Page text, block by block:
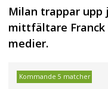
Milan trappar
mittfältare Franck
medier.
Kommande 5 matcher